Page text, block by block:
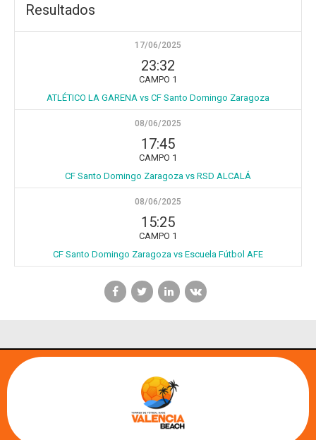
Resultados
17/06/2025
23:32
CAMPO 1
ATLÉTICO LA GARENA vs CF Santo Domingo Zaragoza
08/06/2025
17:45
CAMPO 1
CF Santo Domingo Zaragoza vs RSD ALCALÁ
08/06/2025
15:25
CAMPO 1
CF Santo Domingo Zaragoza vs Escuela Fútbol AFE